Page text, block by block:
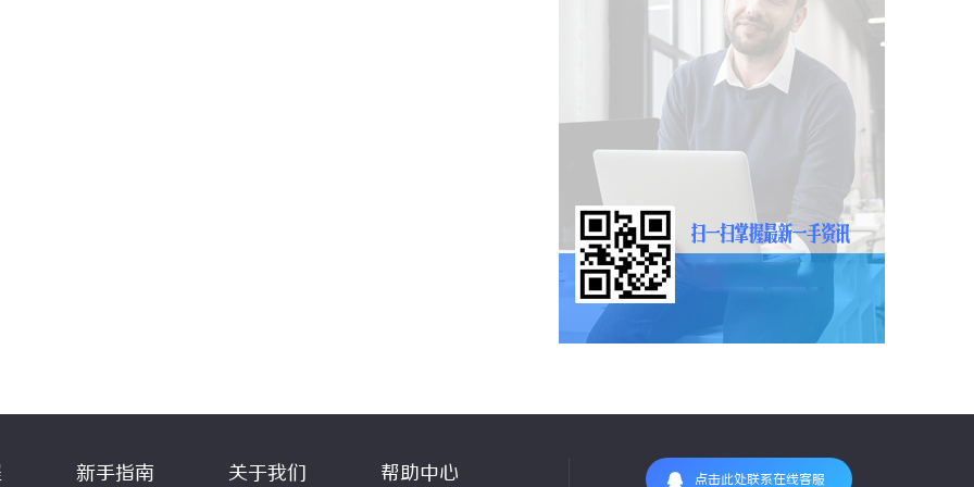
新手指南 关于我们 帮助中心 点击此处联系在线客服